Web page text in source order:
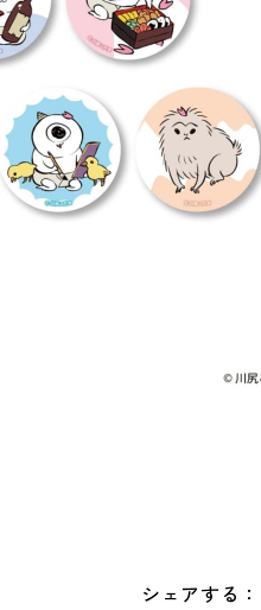
シェアする：